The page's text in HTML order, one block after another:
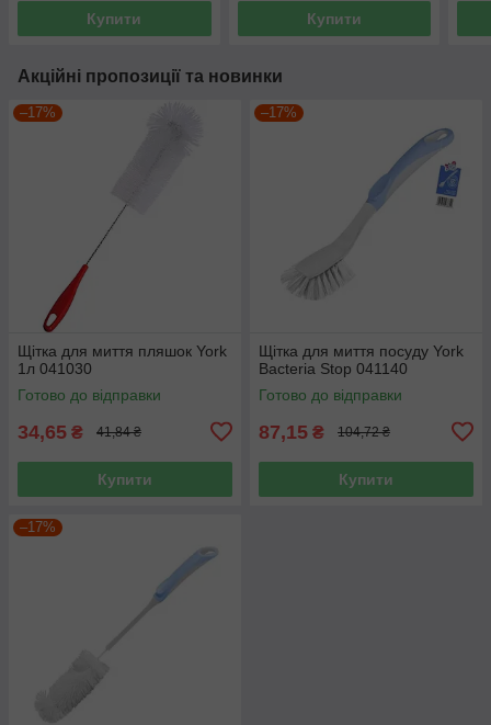
Купити Купити
Акційні пропозиції та новинки
–17%
Щітка для миття пляшок York
1л 041030
Готово до відправки
34,65 ₴ 41,84 ₴
Купити
–17%
Щітка для миття посуду York
Bacteria Stop 041140
Готово до відправки
87,15 ₴ 104,72 ₴
Купити
–17%